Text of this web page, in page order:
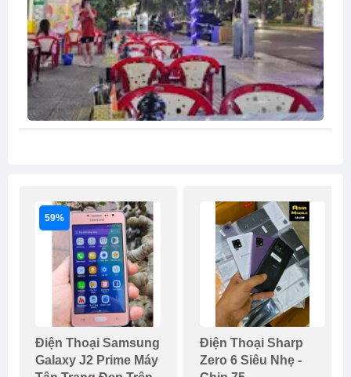
59%
Điện Thoại Samsung
Galaxy J2 Prime Máy
Điện Thoại Sharp
Zero 6 Siêu Nhẹ -